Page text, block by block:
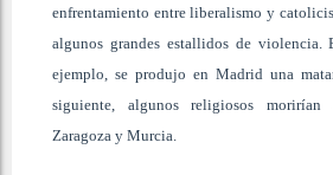
enfrentamiento entre liberalismo y
algunos grandes estallidos de
ejemplo, se produjo en Madrid una
siguiente, algunos religiosos morirían
Zaragoza y Murcia.